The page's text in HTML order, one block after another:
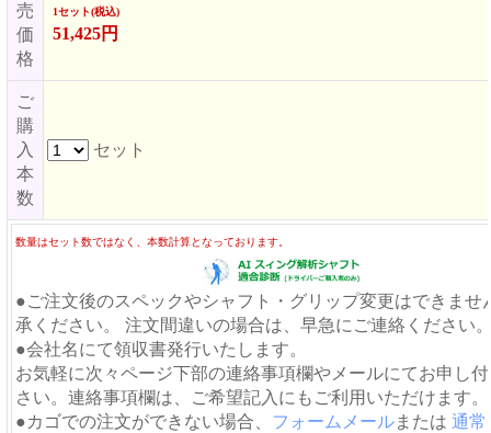
売
価
格
1セット(税込)
51,425円
ご
購
入
本
数
セット
数量はセット数ではなく、本数計算となっております。
●ご注文後のスペックやシャフト・グリップ変更はできませ
承ください。 注文間違いの場合は、早急にご連絡ください
●会社名にて領収書発行いたします。
お気軽に次々ページ下部の連絡事項欄やメールにてお申し
さい。連絡事項欄は、ご希望記入にもご利用いただけます。
●カゴでの注文ができない場合、 フォームメールまたは 通常